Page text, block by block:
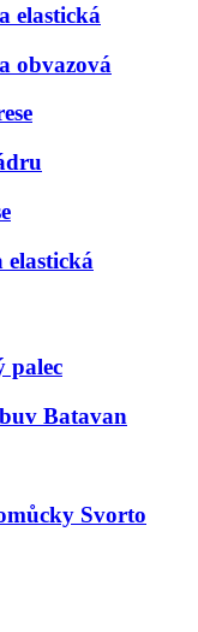
elastická
obvazová
palec
Batavan
Svorto